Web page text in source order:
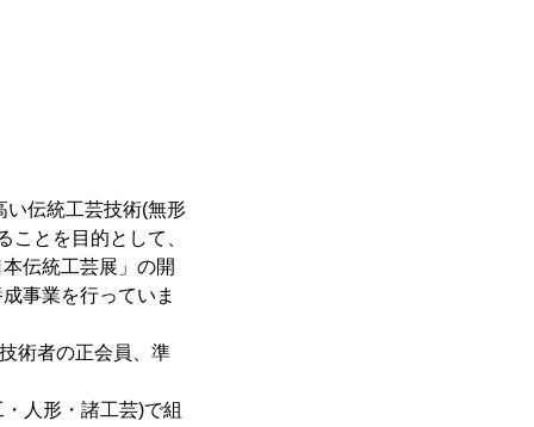
い伝統工芸技術(無形
とを目的として、
伝統工芸展」の開
事業を行っていま
術者の正会員、準
人形・諸工芸)で組